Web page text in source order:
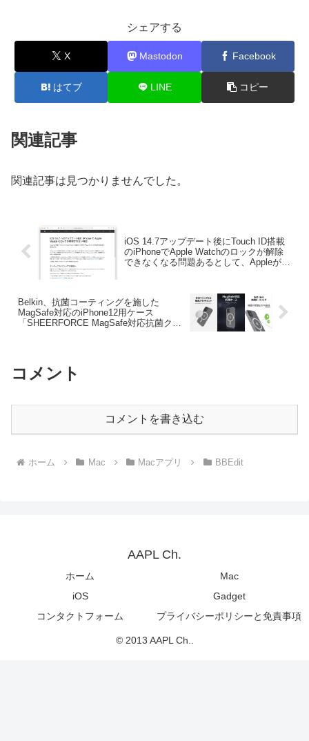
シェアする
X Mastodon Facebook
はてブ LINE コピー
関連記事
関連記事は見つかりませんでした。
iOS 14.7アップデート後にTouch ID搭載
のiPhoneでApple Watchのロックが解除
できなくなる問題あるとして、Appleが今
Belkin、抗菌コーティングを施した
MagSafe対応のiPhone12用ケース
「SHEERFORCE MagSafe対応抗菌クリ
コメント
コメントを書き込む
ホーム Mac Macアプリ BBEdit
AAPL Ch.
ホーム
Mac
iOS
Gadget
コンタクトフォーム
プライバシーポリシーと免責事項
© 2013 AAPL Ch..